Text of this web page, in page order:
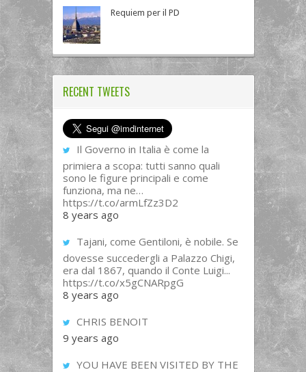
Requiem per il PD
RECENT TWEETS
Il Governo in Italia è come la
primiera a scopa: tutti sanno quali
sono le figure principali e come
funziona, ma ne…
https://t.co/armLfZz3D2
8 years ago
Tajani, come Gentiloni, è nobile. Se
dovesse succedergli a Palazzo Chigi,
era dal 1867, quando il Conte Luigi...
https://t.co/x5gCNARpgG
8 years ago
CHRIS BENOIT
9 years ago
YOU HAVE BEEN VISITED BY THE